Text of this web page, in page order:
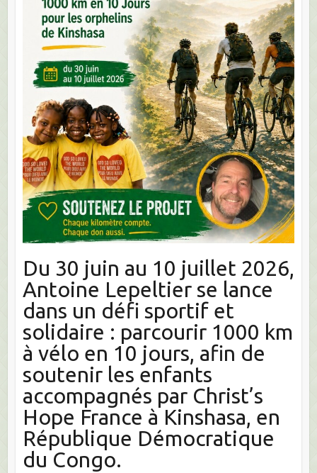
Du 30 juin au 10 juillet 2026,
Antoine Lepeltier se lance
dans un défi sportif et
solidaire : parcourir 1000 km
à vélo en 10 jours, afin de
soutenir les enfants
accompagnés par Christ’s
Hope France à Kinshasa, en
République Démocratique
du Congo.